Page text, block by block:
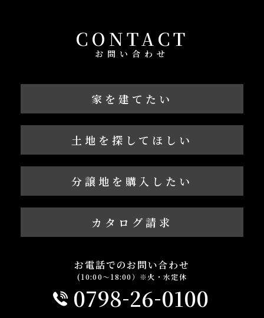
CONTACT
お問い合わせ
家を建てたい
土地を探してほしい
分譲地を購入したい
カタログ請求
お電話でのお問い合わせ
(10:00～18:00）※火・水定休
0798-26-0100